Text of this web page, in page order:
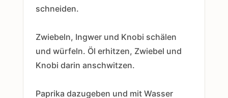
schneiden.
Zwiebeln, Ingwer und Knobi schälen
und würfeln. Öl erhitzen, Zwiebel und
Knobi darin anschwitzen.
Paprika dazugeben und mit Wasser